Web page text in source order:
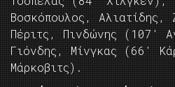
Βοσκόπουλος, Αλιατίδης,
Πέριτς, Πινδώνης (107′
Γιόνδης, Μίνγκας (66′
Μάρκοβιτς).